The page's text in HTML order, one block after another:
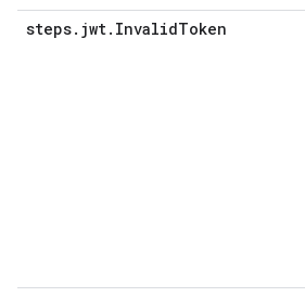
steps.jwt.InvalidToken